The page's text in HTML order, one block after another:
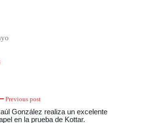
Previous post
González realiza un excelente
en la prueba de Kottar.